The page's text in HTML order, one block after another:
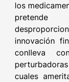
los
innovación
conlleva
cuales